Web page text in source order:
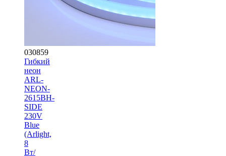
030859
Гибкий
неон
ARL-
NEON-
2615BH-
SIDE
230V
Blue
(Arlight,
8
Вт/